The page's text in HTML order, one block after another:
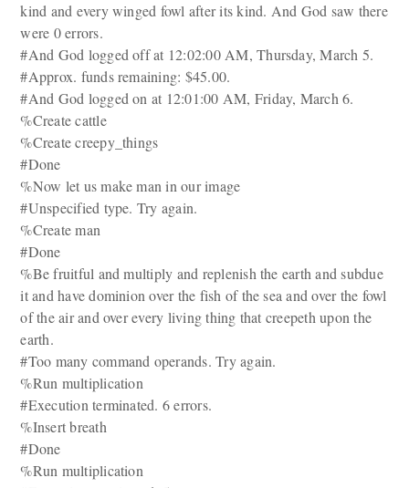
kind and every winged fowl after its kind. And God saw there
were 0 errors.
#And God logged off at 12:02:00 AM, Thursday, March 5.
#Approx. funds remaining: $45.00.
#And God logged on at 12:01:00 AM, Friday, March 6.
%Create cattle
%Create creepy_things
#Done
%Now let us make man in our image
#Unspecified type. Try again.
%Create man
#Done
%Be fruitful and multiply and replenish the earth and subdue
it and have dominion over the fish of the sea and over the fowl
of the air and over every living thing that creepeth upon the
earth.
#Too many command operands. Try again.
%Run multiplication
#Execution terminated. 6 errors.
%Insert breath
#Done
%Run multiplication